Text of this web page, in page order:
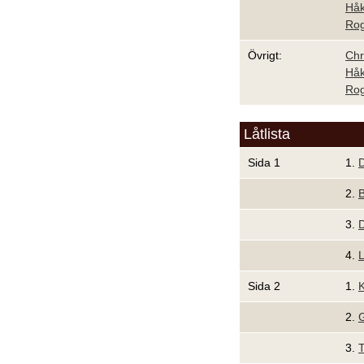
Övrigt:
Låtlista
Sida 1 1.
2.
3.
4.
Sida 2 1.
2.
3.